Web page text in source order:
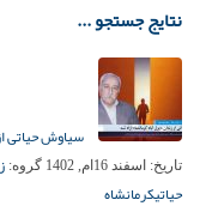
نتایج جستجو ...
سیاوش حیاتی
تاریخ: اسفند 16ام, 1402 گروه:
حیاتیکرمانشاه